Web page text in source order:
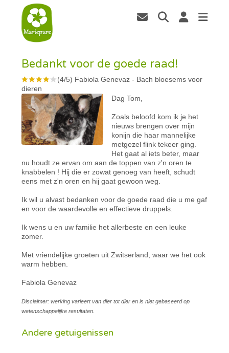
Bedankt voor de goede raad!
(4/5) Fabiola Genevaz - Bach bloesems voor
dieren
Dag Tom,
Zoals beloofd kom ik je het
nieuws brengen over mijn
konijn die haar mannelijke
metgezel flink tekeer ging.
Het gaat al iets beter, maar
nu houdt ze ervan om aan de toppen van z'n oren te
knabbelen ! Hij die er zowat genoeg van heeft, schudt
eens met z'n oren en hij gaat gewoon weg.
Ik wil u alvast bedanken voor de goede raad die u me gaf
en voor de waardevolle en effectieve druppels.
Ik wens u en uw familie het allerbeste en een leuke
zomer.
Met vriendelijke groeten uit Zwitserland, waar we het ook
warm hebben.
Fabiola Genevaz
Disclaimer: werking varieert van dier tot dier en is niet gebaseerd op
wetenschappelijke resultaten.
Andere getuigenissen